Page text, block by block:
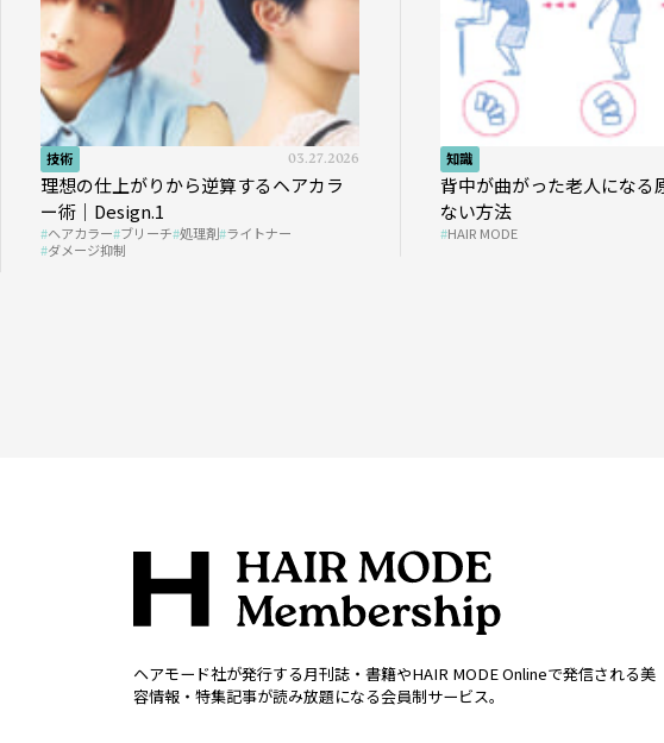
技術 03.27.2026
理想の仕上がりから逆算するヘアカラ
ー術｜Design.1
ヘアカラー ブリーチ 処理剤 ライトナー
ダメージ抑制
知識
背中が曲がった老人になる
ない方法
HAIR MODE
ヘアモード社が発行する月刊誌・書籍やHAIR MODE Onlineで発信される美
容情報・特集記事が読み放題になる会員制サービス。